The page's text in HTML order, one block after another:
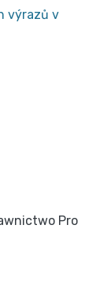
výrazů v
Pro